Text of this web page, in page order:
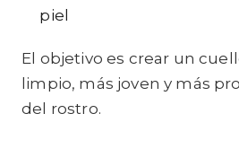
piel
El objetivo es crear un
limpio, más joven y más
del rostro.